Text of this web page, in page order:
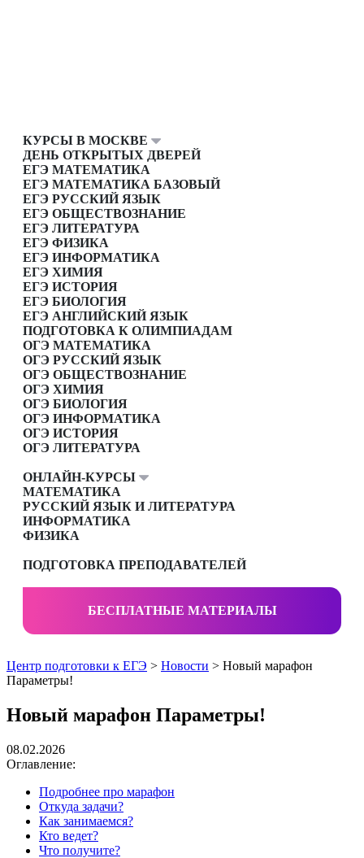
КУРСЫ В МОСКВЕ
ДЕНЬ ОТКРЫТЫХ ДВЕРЕЙ
ЕГЭ МАТЕМАТИКА
ЕГЭ МАТЕМАТИКА БАЗОВЫЙ
ЕГЭ РУССКИЙ ЯЗЫК
ЕГЭ ОБЩЕСТВОЗНАНИЕ
ЕГЭ ЛИТЕРАТУРА
ЕГЭ ФИЗИКА
ЕГЭ ИНФОРМАТИКА
ЕГЭ ХИМИЯ
ЕГЭ ИСТОРИЯ
ЕГЭ БИОЛОГИЯ
ЕГЭ АНГЛИЙСКИЙ ЯЗЫК
ПОДГОТОВКА К ОЛИМПИАДАМ
ОГЭ МАТЕМАТИКА
ОГЭ РУССКИЙ ЯЗЫК
ОГЭ ОБЩЕСТВОЗНАНИЕ
ОГЭ ХИМИЯ
ОГЭ БИОЛОГИЯ
ОГЭ ИНФОРМАТИКА
ОГЭ ИСТОРИЯ
ОГЭ ЛИТЕРАТУРА
ОНЛАЙН-КУРСЫ
МАТЕМАТИКА
РУССКИЙ ЯЗЫК И ЛИТЕРАТУРА
ИНФОРМАТИКА
ФИЗИКА
ПОДГОТОВКА ПРЕПОДАВАТЕЛЕЙ
БЕСПЛАТНЫЕ МАТЕРИАЛЫ
Центр подготовки к ЕГЭ > Новости > Новый марафон
Параметры!
Новый марафон Параметры!
08.02.2026
Оглавление:
Подробнее про марафон
Откуда задачи?
Как занимаемся?
Кто ведет?
Что получите?